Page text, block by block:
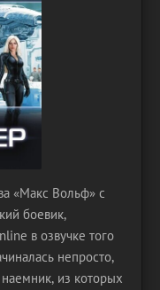
«Макс Вольф» с
боевик,
в озвучке того
непросто,
из которых